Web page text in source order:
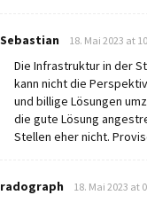
Sebastian says:
18. Mai 2023 at
Die Infrastruktur in der
kann nicht die
und billige Lösungen
die gute Lösung
Stellen eher nicht.
radograph says:
18. Mai 2023 at